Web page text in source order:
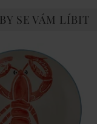
SE VÁM LÍBIT